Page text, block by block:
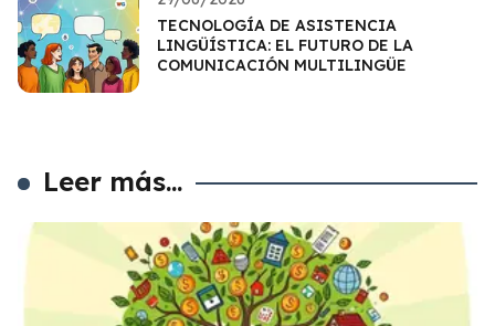
TECNOLOGÍA DE ASISTENCIA
LINGÜÍSTICA: EL FUTURO DE LA
COMUNICACIÓN MULTILINGÜE
Leer más...